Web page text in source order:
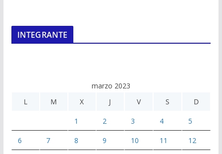
INTEGRANTE
marzo 2023
L
M X J V S D
1 2 3 4 5
6 7 8 9 10 11 12